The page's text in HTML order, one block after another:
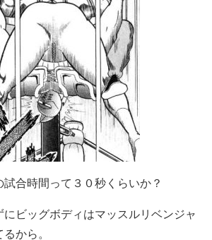
合時間って３０秒くらいか？
にビッグボディはマッスルリベンジャ
から。